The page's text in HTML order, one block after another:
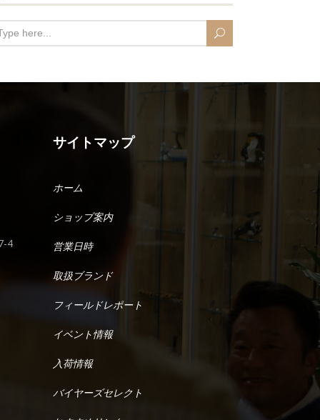
4
サイトマップ
ホーム
ショップ案内
営業日時
取扱ブランド
フィールドレポート
イベント情報
入荷情報
バイヤーズセレクト